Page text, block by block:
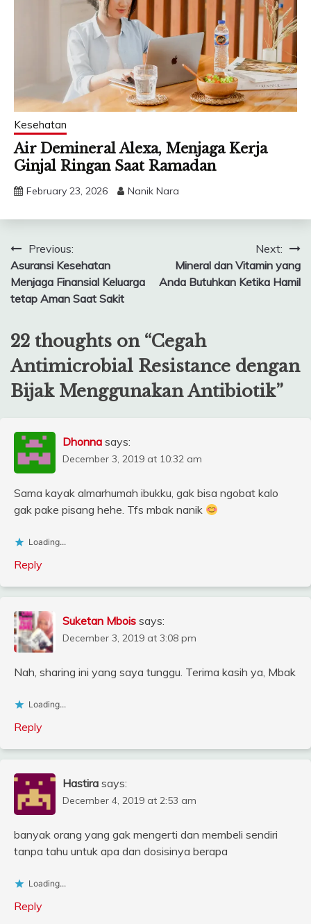
Kesehatan
Air Demineral Alexa, Menjaga Kerja
Ginjal Ringan Saat Ramadan
February 23, 2026 Nanik Nara
Post
navigation
Previous:
Asuransi Kesehatan
Menjaga Finansial Keluarga
tetap Aman Saat Sakit
Next:
Mineral dan Vitamin yang
Anda Butuhkan Ketika Hamil
22 thoughts on “Cegah
Antimicrobial Resistance dengan
Bijak Menggunakan Antibiotik”
Dhonna says:
December 3, 2019 at 10:32 am
Sama kayak almarhumah ibukku, gak bisa ngobat kalo
gak pake pisang hehe. Tfs mbak nanik
Loading...
Reply
Suketan Mbois says:
December 3, 2019 at 3:08 pm
Nah, sharing ini yang saya tunggu. Terima kasih ya, Mbak
Loading...
Reply
Hastira says:
December 4, 2019 at 2:53 am
banyak orang yang gak mengerti dan membeli sendiri
tanpa tahu untuk apa dan dosisinya berapa
Loading...
Reply